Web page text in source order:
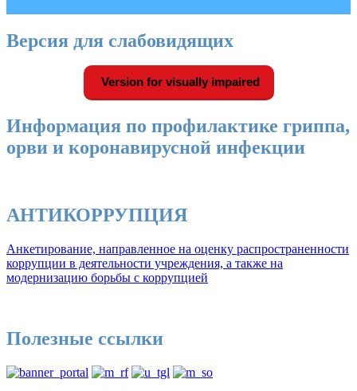
Версия для слабовидящих
Version for visually impaired
Информация по профилактике гриппа,
орви и коронавирусной инфекции
АНТИКОРРУПЦИЯ
Анкетирование, направленное на оценку распространенности
коррупции в деятельности учреждения, а также на
модернизацию борьбы с коррупцией
Полезные ссылки